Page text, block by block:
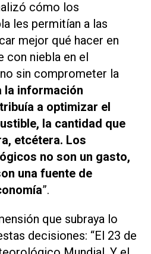
cómo los
les permitían a las
mejor qué hacer en
con niebla en el
sin comprometer la
la información
a optimizar el
la cantidad que
etcétera. Los
no son un gasto,
una fuente de
”.
que subraya lo
decisiones: “El 23 de